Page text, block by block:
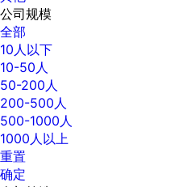
公司规模
全部
10人以下
10-50人
50-200人
200-500人
500-1000人
1000人以上
重置
确定